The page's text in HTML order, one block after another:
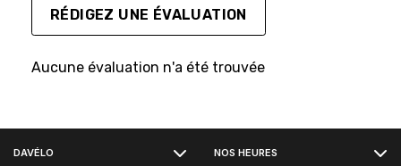
RÉDIGEZ UNE ÉVALUATION
Aucune évaluation n'a été trouvée
DAVÉLO NOS HEURES